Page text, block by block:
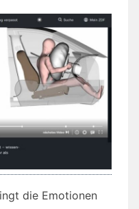
die Emotionen